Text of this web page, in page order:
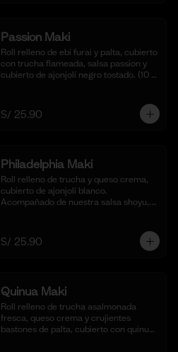
Passion Maki
Roll relleno de ebi furai y palta, cubierto
con trucha flameada, salsa passion y
cubierto de ajonjolí negro tostado. (10
S/ 25.90
Philadelphia Maki
Roll relleno de trucha y queso crema,
cubierto de ajonjolí blanco.
Acompañado de nuestra salsa shoyu,.
S/ 25.90
Quinua Maki
Roll relleno de trucha asalmonada
fresca, queso crema y crujientes
bastones de palta, cubierto con quinua